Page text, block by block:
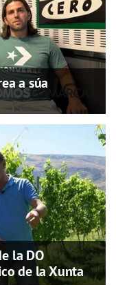
a súa
la DO
de la Xunta